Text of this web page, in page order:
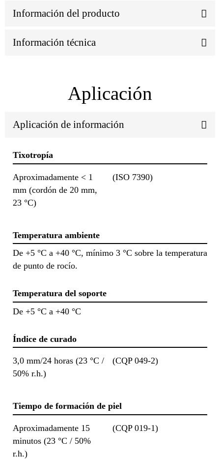
Información del producto
Información técnica
Aplicación
Aplicación de información
Tixotropía
Aproximadamente < 1
mm (cordón de 20 mm,
23 °C)
(ISO 7390)
Temperatura ambiente
De +5 °C a +40 °C, mínimo 3 °C sobre la temperatura
de punto de rocío.
Temperatura del soporte
De +5 °C a +40 °C
Índice de curado
3,0 mm/24 horas (23 °C /
50% r.h.)
(CQP 049-2)
Tiempo de formación de piel
Aproximadamente 15
minutos (23 °C / 50%
r.h.)
(CQP 019-1)